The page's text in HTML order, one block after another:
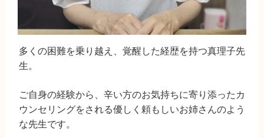
多くの困難を乗り越え、覚醒した経歴を持つ真理子先
生。
ご自身の経験から、辛い方のお気持ちに寄り添ったカ
ウンセリングをされる優しく頼もしいお姉さんのよう
な先生です。